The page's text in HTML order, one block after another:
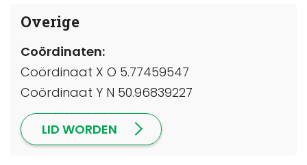
Overige
Coördinaten:
Coördinaat X O 5.77459547
Coördinaat Y N 50.96839227
LID WORDEN